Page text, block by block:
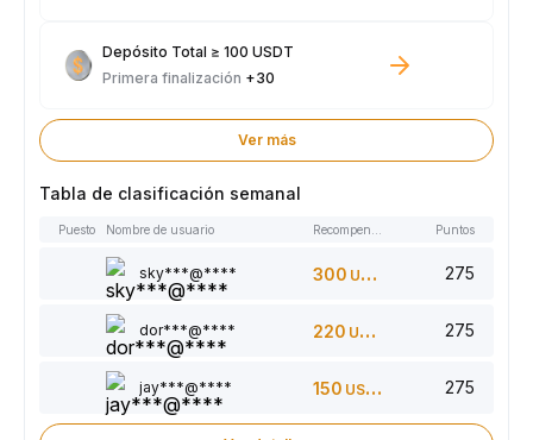
Depósito Total ≥ 100 USDT
Primera finalización +30
Ver más
Tabla de clasificación semanal
Puesto Nombre de usuario Puntos
sky***@**** 300 USDT 275
dor***@**** 220 USDT 275
jay***@**** 150 USDT 275